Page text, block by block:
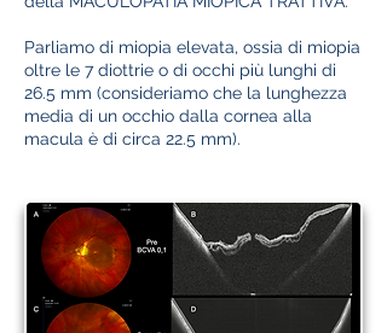
Parliamo di miopia elevata, ossia di miopia
oltre le 7 diottrie o di occhi più lunghi di
26.5 mm (consideriamo che la lunghezza
media di un occhio dalla cornea alla
macula è di circa 22.5 mm).